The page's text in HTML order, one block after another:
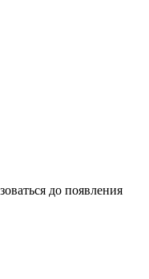
до появления